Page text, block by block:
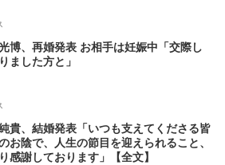
博、再婚発表 お相手は妊娠中「交際し
ました方と」
貴、結婚発表「いつも支えてくださる皆
お陰で、人生の節目を迎えられること、
感謝しております」【全文】